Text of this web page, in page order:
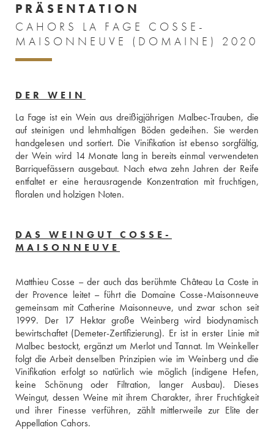
PRÄSENTATION
CAHORS LA FAGE COSSE-
MAISONNEUVE (DOMAINE) 2020
DER WEIN
La Fage ist ein Wein aus dreißigjährigen Malbec-Trauben, die
auf steinigen und lehmhaltigen Böden gedeihen. Sie werden
handgelesen und sortiert. Die Vinifikation ist ebenso sorgfältig,
der Wein wird 14 Monate lang in bereits einmal verwendeten
Barriquefässern ausgebaut. Nach etwa zehn Jahren der Reife
entfaltet er eine herausragende Konzentration mit fruchtigen,
floralen und holzigen Noten.
DAS WEINGUT COSSE-
MAISONNEUVE
Matthieu Cosse – der auch das berühmte Château La Coste in
der Provence leitet – führt die Domaine Cosse-Maisonneuve
gemeinsam mit Catherine Maisonneuve, und zwar schon seit
1999. Der 17 Hektar große Weinberg wird biodynamisch
bewirtschaftet (Demeter-Zertifizierung). Er ist in erster Linie mit
Malbec bestockt, ergänzt um Merlot und Tannat. Im Weinkeller
folgt die Arbeit denselben Prinzipien wie im Weinberg und die
Vinifikation erfolgt so natürlich wie möglich (indigene Hefen,
keine Schönung oder Filtration, langer Ausbau). Dieses
Weingut, dessen Weine mit ihrem Charakter, ihrer Fruchtigkeit
und ihrer Finesse verführen, zählt mittlerweile zur Elite der
Appellation Cahors.